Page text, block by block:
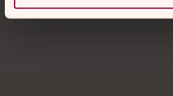
Sociala kanaler